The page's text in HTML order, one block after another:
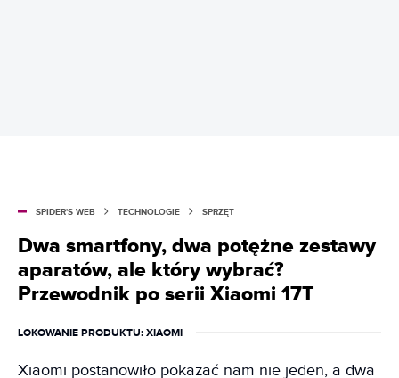
SPIDER'S WEB TECHNOLOGIE SPRZĘT
Dwa smartfony, dwa potężne zestawy
aparatów, ale który wybrać?
Przewodnik po serii Xiaomi 17T
LOKOWANIE PRODUKTU: XIAOMI
Xiaomi postanowiło pokazać nam nie jeden, a dwa